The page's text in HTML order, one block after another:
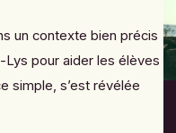
un contexte bien précis
Lys pour aider les élèves
simple, s’est révélée